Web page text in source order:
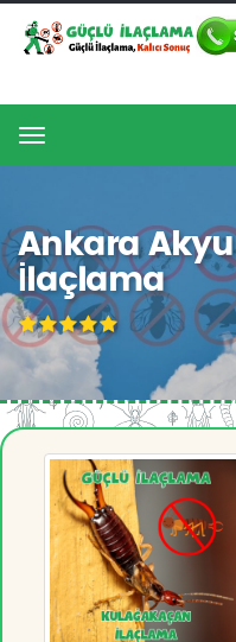
Menu
Ankara
İlaçlama